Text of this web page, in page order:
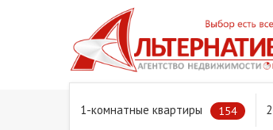
1-комнатные квартиры 154
Главная Предложения Квартиры